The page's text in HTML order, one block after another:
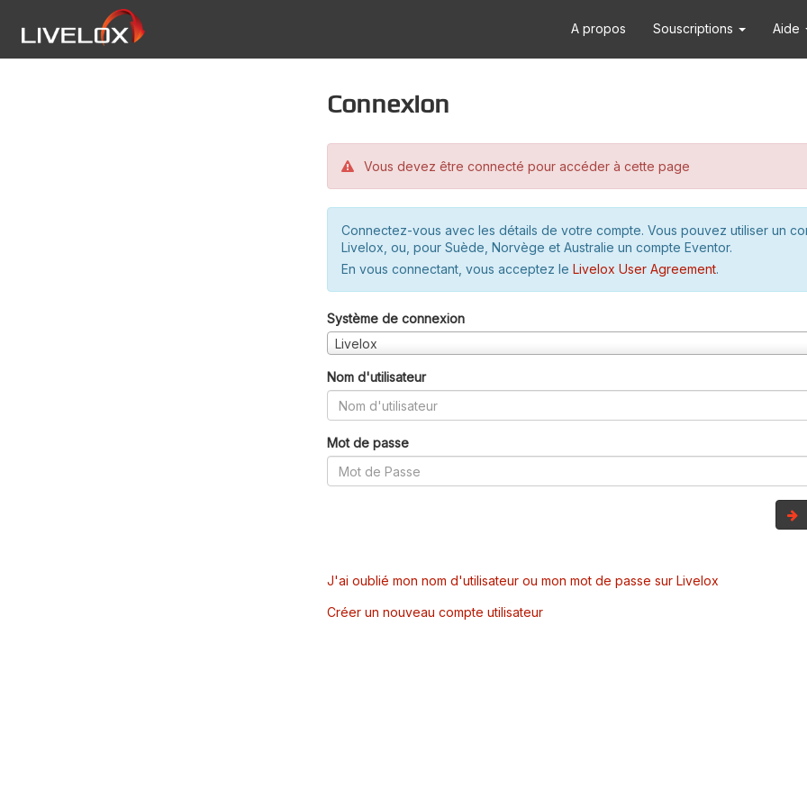
A propos Souscriptions Aide
Connexion
Vous devez être connecté pour accéder à cette page
Connectez-vous avec les détails de votre compte. Vous pouvez utiliser un
Livelox, ou, pour Suède, Norvège et Australie un compte Eventor.
En vous connectant, vous acceptez le Livelox User Agreement.
Système de connexion
Livelox
Nom d'utilisateur
Mot de passe
J'ai oublié mon nom d'utilisateur ou mon mot de passe sur Livelox
Créer un nouveau compte utilisateur